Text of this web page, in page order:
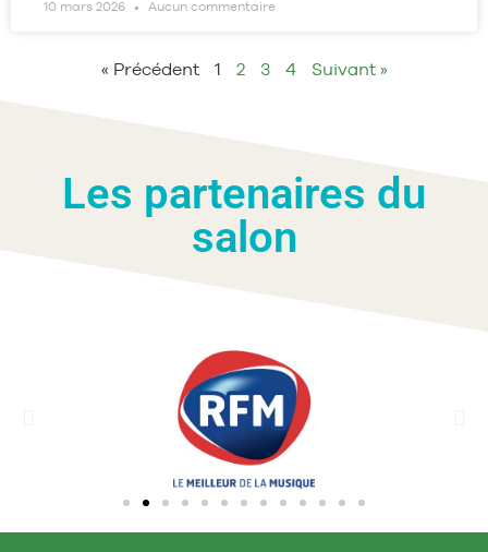
10 mars 2026 Aucun commentaire
« Précédent 1 2 3 4 Suivant »
Les partenaires du
salon